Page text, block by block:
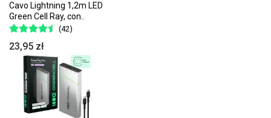
Cavo Lightning 1,2m LED
Green Cell Ray, con..
(42)
23,95 zł